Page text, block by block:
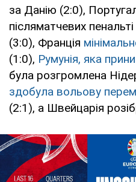
за Данію (2:0),
післяматчевих пенальті
(3:0), Франція
(1:0), Румунія, яка
була розгромлена
здобула вольову
(2:1), а Швейцарія